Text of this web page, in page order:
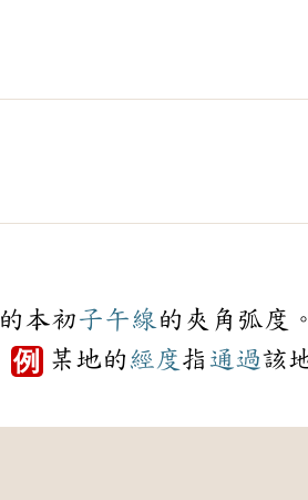
的本初子午線 的夾角弧度
例 某地的經度 指 通過該